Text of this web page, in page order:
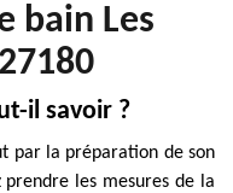
bain Les
il savoir ?
par la préparation de son
les mesures de la